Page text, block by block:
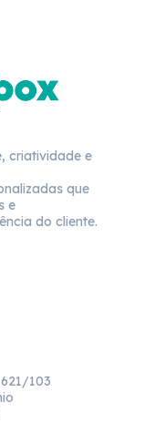
criatividade e
que
e
do cliente.
103